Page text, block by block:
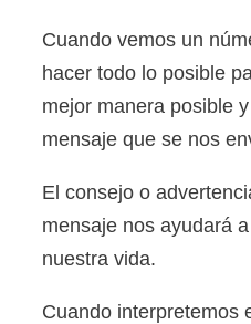
Cuando vemos un
hacer todo lo posible
mejor manera posible
mensaje que se nos
El consejo o
mensaje nos ayudará
nuestra vida.
Cuando interpretemos